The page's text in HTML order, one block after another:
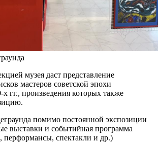
музея даст представление
мастеров советской эпохи
гг., произведения которых также
помимо постоянной экспозиции
выставки и событийная программа
перформансы, спектакли и др.)